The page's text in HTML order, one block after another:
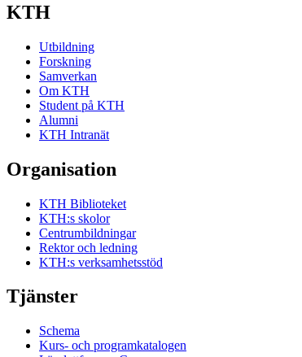
KTH
Utbildning
Forskning
Samverkan
Om KTH
Student på KTH
Alumni
KTH Intranät
Organisation
KTH Biblioteket
KTH:s skolor
Centrumbildningar
Rektor och ledning
KTH:s verksamhetsstöd
Tjänster
Schema
Kurs- och programkatalogen